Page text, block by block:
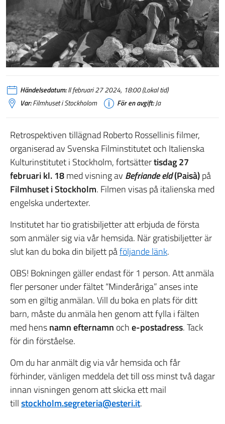
Händelsedatum:Il februari 27 2024, 18:00 (Lokal tid)
Var:Filmhuset i Stockholom För en avgift:Ja
Retrospektiven tillägnad Roberto Rossellinis filmer,
organiserad av Svenska Filminstitutet och Italienska
Kulturinstitutet i Stockholm, fortsättertisdag 27
februari kl. 18med visning av Befriande eld(Paisà)på
Filmhuseti Stockholm. Filmen visas på italienska med
engelska undertexter.
Institutet har tio gratisbiljetter att erbjuda de första
som anmäler sig via vår hemsida. När gratisbiljetter är
slut kan du boka din biljett påföljande länk.
OBS! Bokningen gäller endast för 1 person. Att anmäla
fler personer under fältet “Minderåriga” anses inte
som en giltig anmälan. Vill du boka en plats för ditt
barn, måste du anmäla hen genom att fylla i fälten
med hensnamnefternamn oche-postadress. Tack
för din förståelse.
Om du har anmält dig via vår hemsida och får
förhinder, vänligen meddela det till oss minst två dagar
innan visningen genom att skicka ett mail
tillstockholm.segreteria@esteri.it.